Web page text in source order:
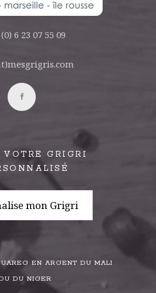
6 23 07 55 09
VOTRE GRIGRI
mon Grigri
EN ARGENT DU MALI
DU NIGER